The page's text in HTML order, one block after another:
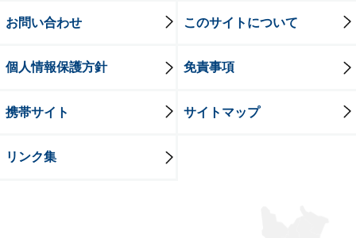
お問い合わせ このサイトについて
個人情報保護方針 免責事項
携帯サイト サイトマップ
リンク集